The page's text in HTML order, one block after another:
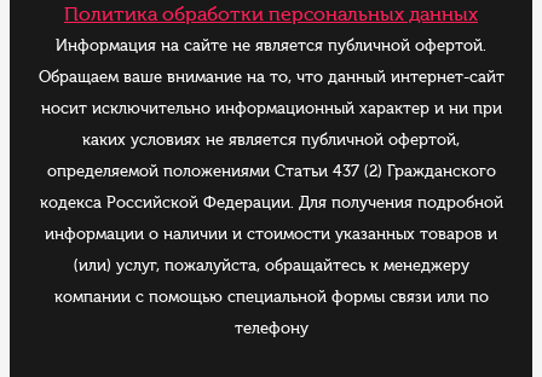
Политика обработки персональных данных
Информация на сайте не является публичной офертой.
Обращаем ваше внимание на то, что данный интернет-сайт
носит исключительно информационный характер и ни при
каких условиях не является публичной офертой,
определяемой положениями Статьи 437 (2) Гражданского
кодекса Российской Федерации. Для получения подробной
информации о наличии и стоимости указанных товаров и
(или) услуг, пожалуйста, обращайтесь к менеджеру
компании с помощью специальной формы связи или по
телефону